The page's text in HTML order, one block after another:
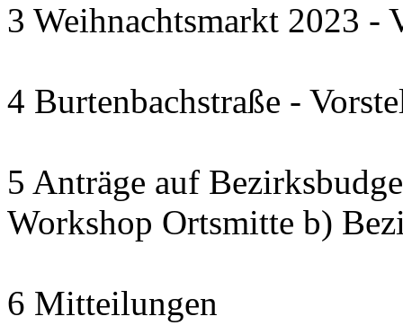
3 Weihnachtsmarkt 2023 -
4 Burtenbachstraße -
5 Anträge auf
Workshop Ortsmitte b)
6 Mitteilungen